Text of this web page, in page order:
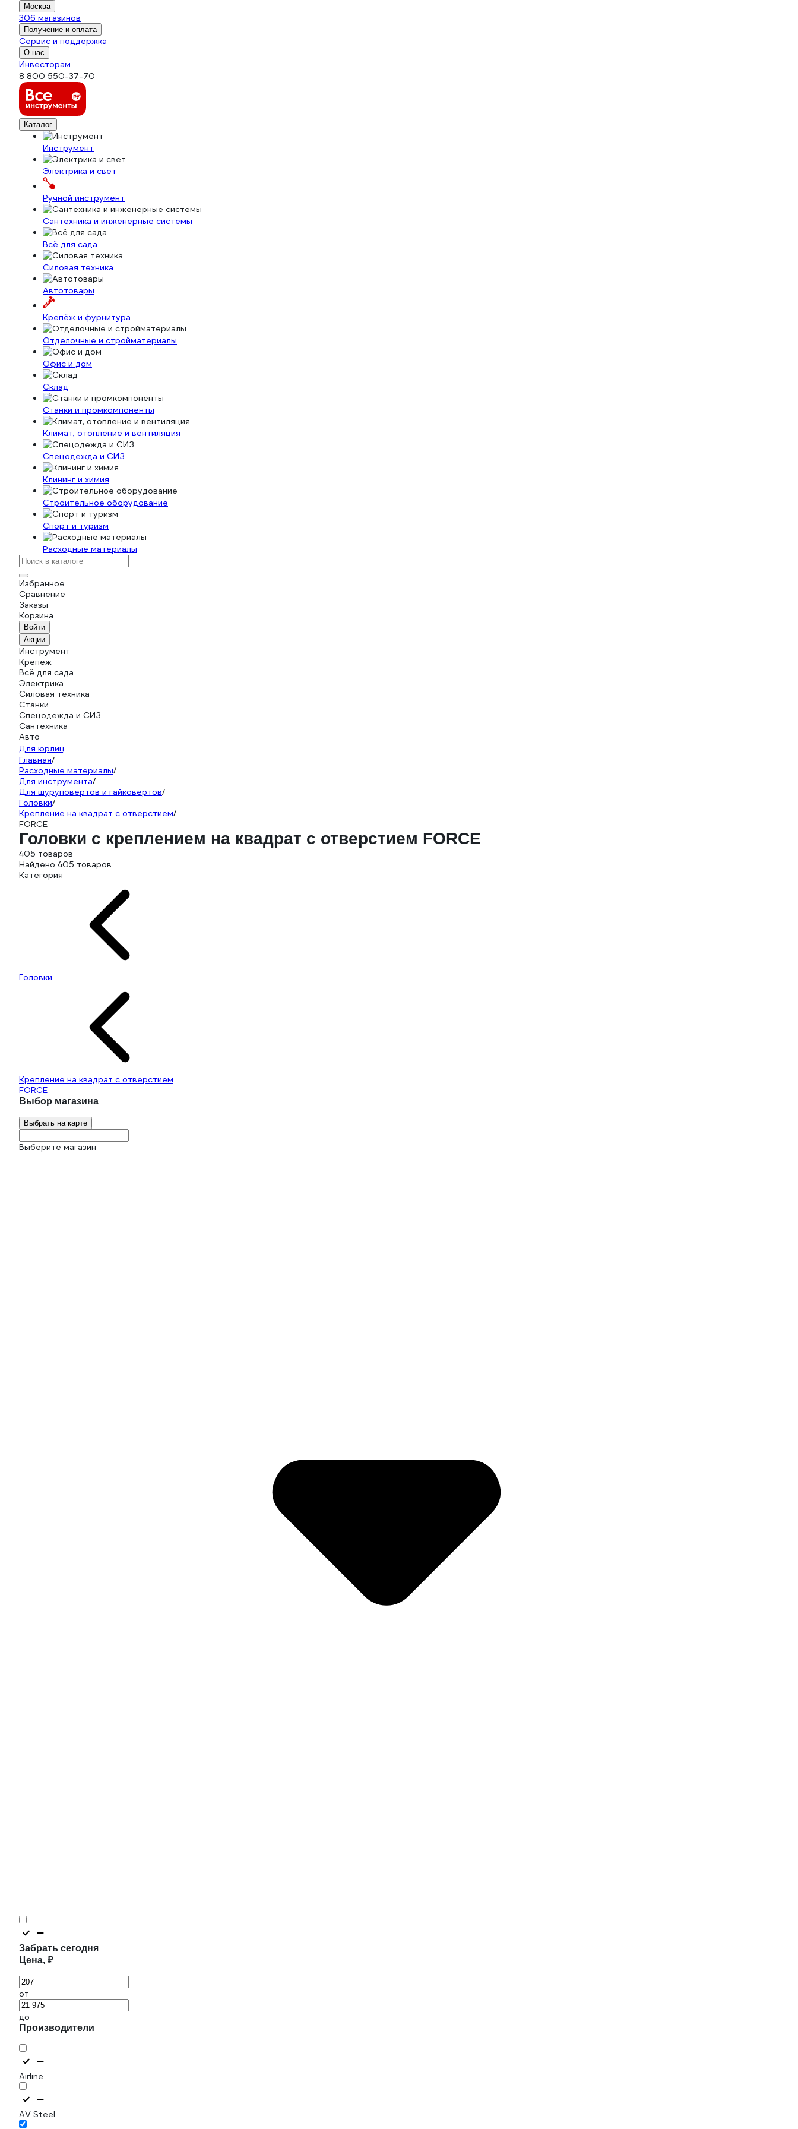
Москва
306 магазинов
Получение и оплата
Сервис и поддержка
О нас
Инвесторам
8 800 550-37-70
Каталог
Инструмент
Электрика и свет
Ручной инструмент
Сантехника и инженерные системы
Всё для сада
Силовая техника
Автотовары
Крепёж и фурнитура
Отделочные и стройматериалы
Офис и дом
Склад
Станки и промкомпоненты
Климат, отопление и вентиляция
Спецодежда и СИЗ
Клининг и химия
Строительное оборудование
Спорт и туризм
Расходные материалы
Избранное
Сравнение
Заказы
Корзина
Войти
Акции
Инструмент
Крепеж
Всё для сада
Электрика
Силовая техника
Станки
Спецодежда и СИЗ
Сантехника
Авто
Для юрлиц
Главная/
Расходные материалы/
Для инструмента/
Для шуруповертов и гайковертов/
Головки/
Крепление на квадрат с отверстием/
FORCE
Головки с креплением на квадрат с отверстием FORCE
405 товаров
Найдено 405 товаров
Категория
Головки
Крепление на квадрат с отверстием
FORCE
Выбор магазина
Выбрать на карте
Выберите магазин
Забрать сегодня
Цена, ₽
от
до
Производители
Airline
AV Steel